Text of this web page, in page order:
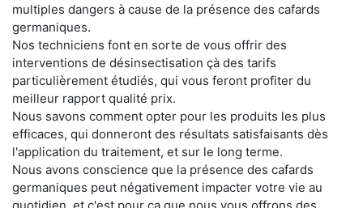
multiples dangers à cause de la présence des cafards
germaniques.
Nos techniciens font en sorte de vous offrir des
interventions de désinsectisation çà des tarifs
particulièrement étudiés, qui vous feront profiter du
meilleur rapport qualité prix.
Nous savons comment opter pour les produits les plus
efficaces, qui donneront des résultats satisfaisants dès
l'application du traitement, et sur le long terme.
Nous avons conscience que la présence des cafards
germaniques peut négativement impacter votre vie au
quotidien, et c'est pour ça que nous vous offrons des